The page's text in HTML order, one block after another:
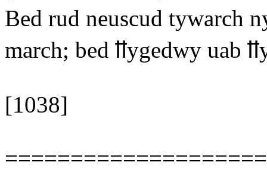
Bed rud neuscud tywarch
march; bed ỻygedwy uab
[1038]